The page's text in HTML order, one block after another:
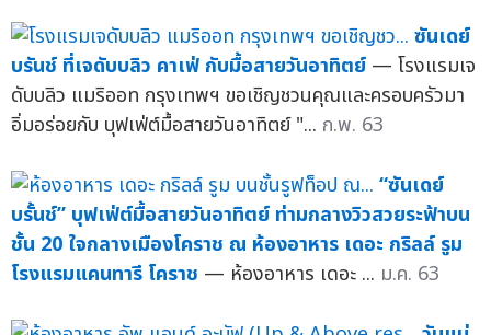
ซันเดย์
บรันช์ ที่เจดับบลิว คาเฟ่ กับมื้อสายวันอาทิตย์ — โรงแรมเจ
ดับบลิว แมริออท กรุงเทพฯ ขอเชิญชวนคุณและครอบครัวมา
อิ่มอร่อยกับ บุฟเฟ่ต์มื้อสายวันอาทิตย์ "... ก.พ. 63
“ซันเดย์
บรั้นช์” บุฟเฟ่ต์มื้อสายวันอาทิตย์ ท่ามกลางวิวสวยระฟ้าบน
ชั้น 20 ใจกลางเมืองโคราช ณ ห้องอาหาร เดอะ กริลล์ รูม
โรงแรมแคนทารี โคราช — ห้องอาหาร เดอะ ... ม.ค. 63